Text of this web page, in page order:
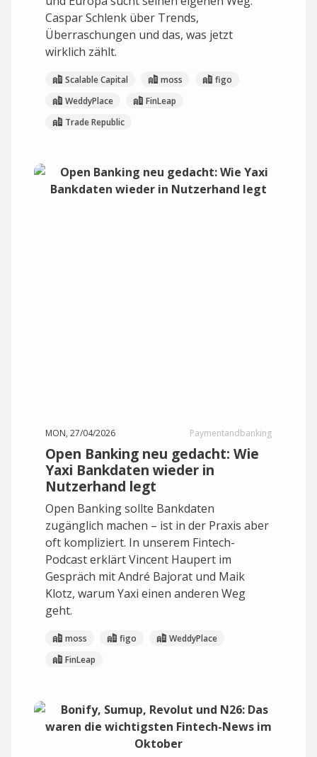
Caspar Schlenk über Trends,
Überraschungen und das, was jetzt
wirklich zählt.
Scalable Capital moss
figo
WeddyPlace
FinLeap
Trade Republic
MON, 27/04/2026 Paymentandbanking
Open Banking neu gedacht: Wie
Yaxi Bankdaten wieder in
Nutzerhand legt
Open Banking sollte Bankdaten
zugänglich machen – ist in der Praxis aber
oft kompliziert. In unserem Fintech-
Podcast erklärt Vincent Haupert im
Gespräch mit André Bajorat und Maik
Klotz, warum Yaxi einen anderen Weg
geht.
moss figo
WeddyPlace
FinLeap